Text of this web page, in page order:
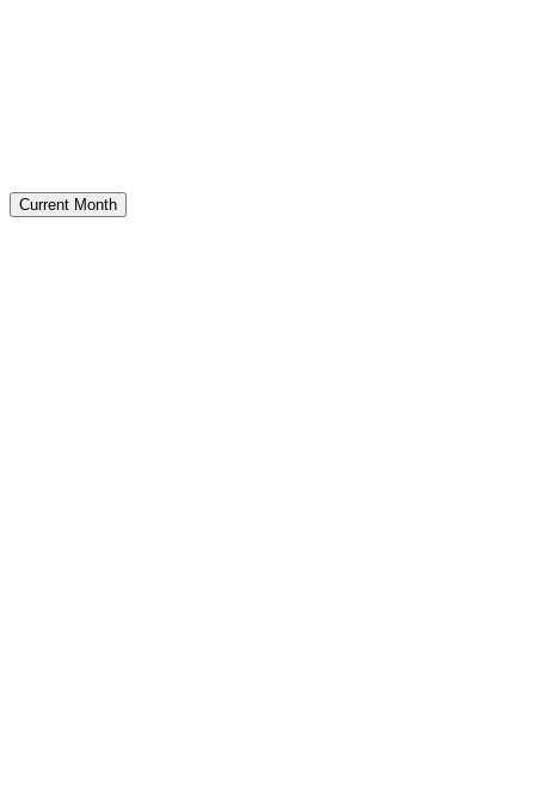
Current Month